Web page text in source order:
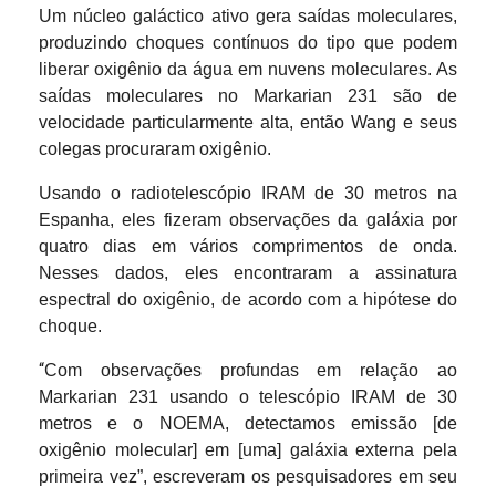
Um núcleo galáctico ativo gera saídas moleculares,
produzindo choques contínuos do tipo que podem
liberar oxigênio da água em nuvens moleculares. As
saídas moleculares no Markarian 231 são de
velocidade particularmente alta, então Wang e seus
colegas procuraram oxigênio.
Usando o radiotelescópio IRAM de 30 metros na
Espanha, eles fizeram observações da galáxia por
quatro dias em vários comprimentos de onda.
Nesses dados, eles encontraram a assinatura
espectral do oxigênio, de acordo com a hipótese do
choque.
“Com observações profundas em relação ao
Markarian 231 usando o telescópio IRAM de 30
metros e o NOEMA, detectamos emissão [de
oxigênio molecular] em [uma] galáxia externa pela
primeira vez”, escreveram os pesquisadores em seu